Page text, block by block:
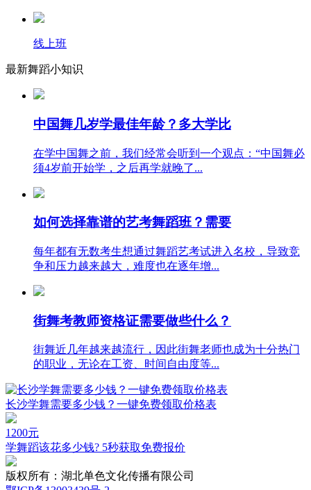
线上班
最新舞蹈小知识
中国舞几岁学最佳年龄？多大学比
在学中国舞之前，我们经常会听到一个观点：“中国舞必
须4岁前开始学，之后再学就晚了...
如何选择靠谱的艺考舞蹈班？需要
每年都有无数考生想通过舞蹈艺考试进入名校，导致竞
争和压力越来越大，难度也在逐年增...
街舞考教师资格证需要做些什么？
街舞近几年越来越流行，因此街舞老师也成为十分热门
的职业，无论在工资、时间自由度等...
长沙学舞需要多少钱？一键免费领取价格表
1200元
学舞蹈该花多少钱? 5秒获取免费报价
版权所有： 湖北单色文化传播有限公司